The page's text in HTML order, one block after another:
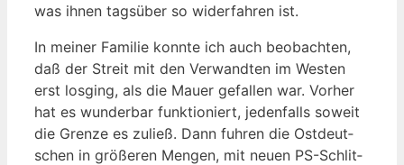
was ihnen tags­über so wider­fah­ren ist.
In mei­ner Fami­lie konn­te ich auch beob­ach­ten,
daß der Streit mit den Ver­wand­ten im Wes­ten
erst los­ging, als die Mau­er gefal­len war. Vor­her
hat es wun­der­bar funk­tio­niert, jeden­falls soweit
die Gren­ze es zuließ. Dann fuh­ren die Ost­deut­
schen in grö­ße­ren Men­gen, mit neu­en PS-Schlit­